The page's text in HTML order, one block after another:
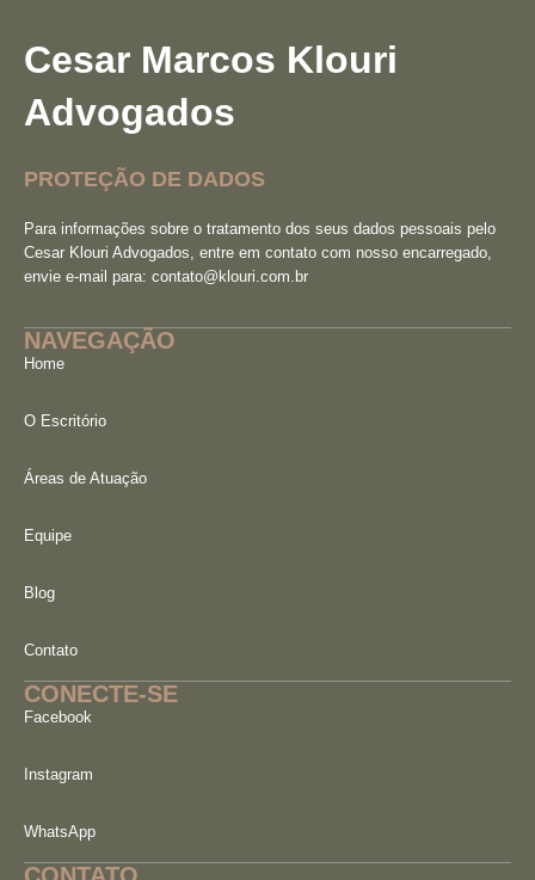
Cesar Marcos Klouri
Advogados
PROTEÇÃO DE DADOS
Para informações sobre o tratamento dos seus dados pessoais pelo
Cesar Klouri Advogados, entre em contato com nosso encarregado,
envie e-mail para: contato@klouri.com.br
NAVEGAÇÃO
Home
O Escritório
Áreas de Atuação
Equipe
Blog
Contato
CONECTE-SE
Facebook
Instagram
WhatsApp
CONTATO